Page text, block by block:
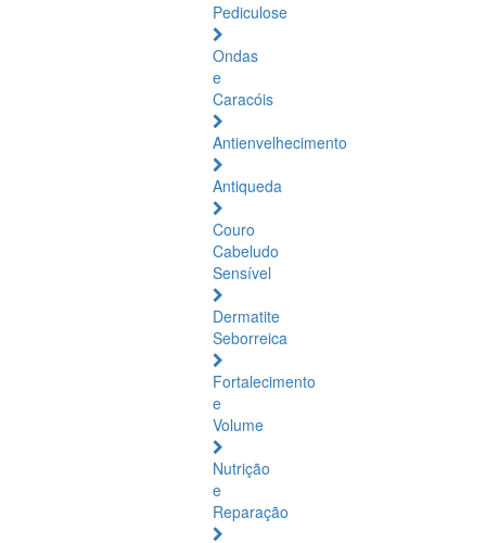
Pediculose
Ondas
e
Caracóis
Antienvelhecimento
Antiqueda
Couro
Cabeludo
Sensível
Dermatite
Seborreica
Fortalecimento
e
Volume
Nutrição
e
Reparação